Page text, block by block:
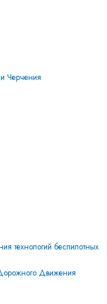
Черчения
технологий беспилотных
Движения